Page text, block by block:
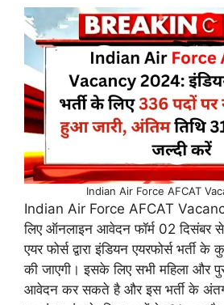
Indian Air Force AFCAT
Indian Air Force AFCAT
लिए ऑनलाइन आवेदन फॉर्म 02 दिसंबर
एयर फोर्स द्वारा इंडियन एयरफोर्स भर्ती
की जाएगी। इसके लिए सभी महिला और
आवेदन कर सकते है और इस भर्ती के